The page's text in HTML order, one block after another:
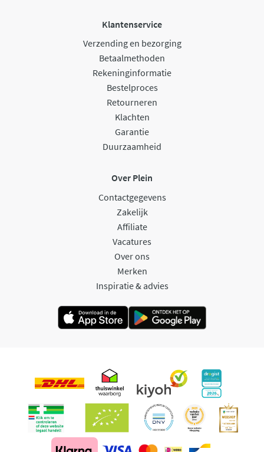
Klantenservice
Verzending en bezorging
Betaalmethoden
Rekeninginformatie
Bestelproces
Retourneren
Klachten
Garantie
Duurzaamheid
Over Plein
Contactgegevens
Zakelijk
Affiliate
Vacatures
Over ons
Merken
Inspiratie & advies